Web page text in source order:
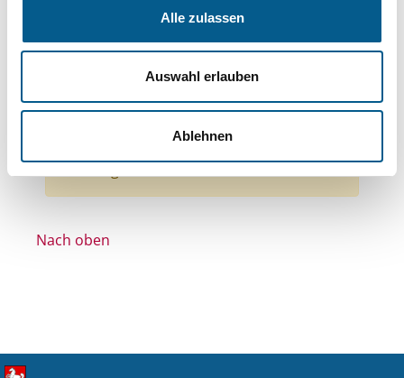
Alle zulassen
Auswahl erlauben
Ablehnen
Themen: Tierschutz
Themen: Kinder, Jugendliche & Familie
Themen: Denkmalschutz
Themen: Gesundheitswesen
Nach oben